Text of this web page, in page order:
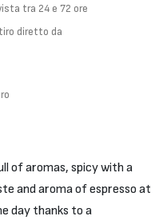
tra 24 e 72 ore
diretto da
of aromas, spicy with a
and aroma of espresso at
day thanks to a